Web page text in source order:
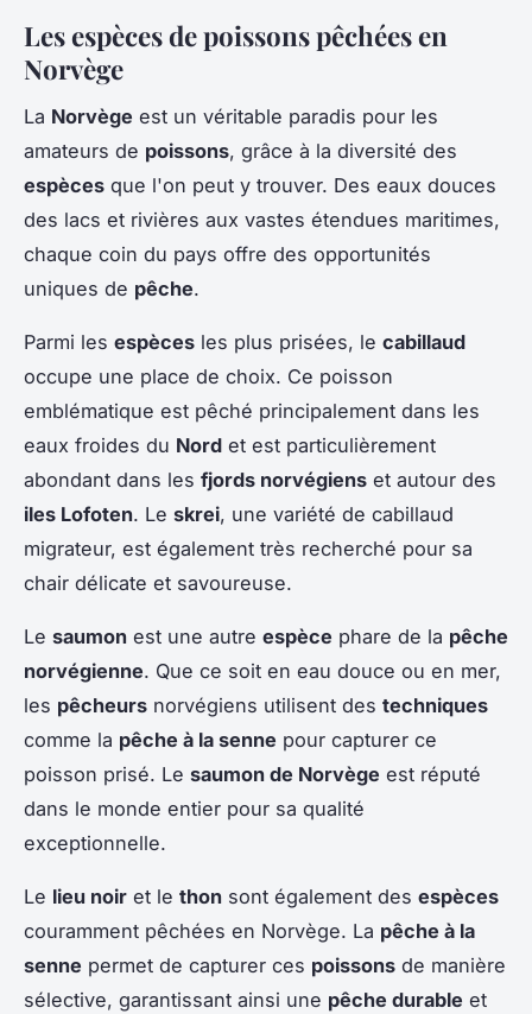
Les espèces de poissons pêchées en
Norvège
La Norvège est un véritable paradis pour les
amateurs de poissons, grâce à la diversité des
espèces que l'on peut y trouver. Des eaux douces
des lacs et rivières aux vastes étendues maritimes,
chaque coin du pays offre des opportunités
uniques de pêche.
Parmi les espèces les plus prisées, le cabillaud
occupe une place de choix. Ce poisson
emblématique est pêché principalement dans les
eaux froides du Nord et est particulièrement
abondant dans les fjords norvégiens et autour des
iles Lofoten. Le skrei, une variété de cabillaud
migrateur, est également très recherché pour sa
chair délicate et savoureuse.
Le saumon est une autre espèce phare de la pêche
norvégienne. Que ce soit en eau douce ou en mer,
les pêcheurs norvégiens utilisent des techniques
comme la pêche à la senne pour capturer ce
poisson prisé. Le saumon de Norvège est réputé
dans le monde entier pour sa qualité
exceptionnelle.
Le lieu noir et le thon sont également des espèces
couramment pêchées en Norvège. La pêche à la
senne permet de capturer ces poissons de manière
sélective, garantissant ainsi une pêche durable et